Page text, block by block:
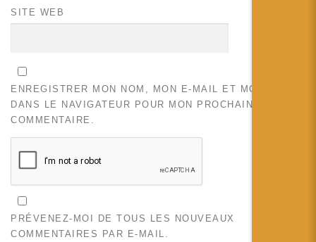
SITE WEB
ENREGISTRER MON NOM, MON E-MAIL ET MON SITE
DANS LE NAVIGATEUR POUR MON PROCHAIN
COMMENTAIRE.
PRÉVENEZ-MOI DE TOUS LES NOUVEAUX
COMMENTAIRES PAR E-MAIL.